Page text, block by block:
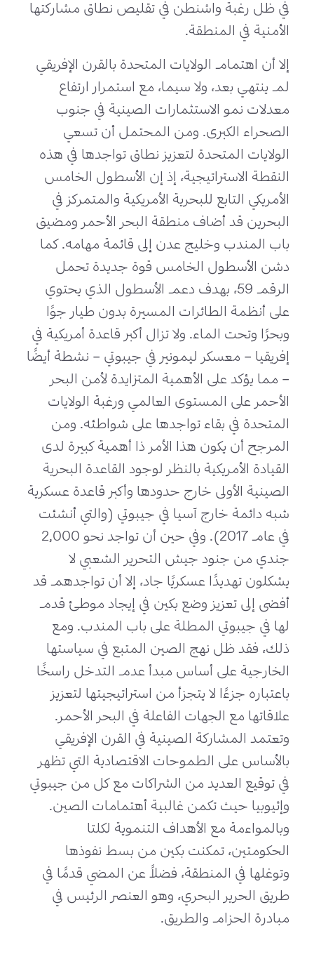
في ظل رغبة واشنطن في تقليص نطاق مشاركتها
الأمنية في المنطقة.
إلا أن اهتمام الولايات المتحدة بالقرن الإفريقي
لم ينتهي بعد، ولا سيما، مع استمرار ارتفاع
معدلات نمو الاستثمارات الصينية في جنوب
الصحراء الكبرى. ومن المحتمل أن تسعي
الولايات المتحدة لتعزيز نطاق تواجدها في هذه
النقطة الاستراتيجية، إذ إن الأسطول الخامس
الأمريكي التابع للبحرية الأمريكية والمتمركز في
البحرين قد أضاف منطقة البحر الأحمر ومضيق
باب المندب وخليج عدن إلى قائمة مهامه. كما
دشن الأسطول الخامس قوة جديدة تحمل
الرقم 59، بهدف دعم الأسطول الذي يحتوي
على أنظمة الطائرات المسيرة بدون طيار جوًا
وبحرًا وتحت الماء. ولا تزال أكبر قاعدة أمريكية في
إفريقيا – معسكر ليمونير في جيبوتي – نشطة أيضًا
– مما يؤكد على الأهمية المتزايدة لأمن البحر
الأحمر على المستوى العالمي ورغبة الولايات
المتحدة في بقاء تواجدها على شواطئه. ومن
المرجح أن يكون هذا الأمر ذا أهمية كبيرة لدى
القيادة الأمريكية بالنظر لوجود القاعدة البحرية
الصينية الأولى خارج حدودها وأكبر قاعدة عسكرية
شبه دائمة خارج آسيا في جيبوتي (والتي أنشئت
في عام 2017). وفي حين أن تواجد نحو 2,000
جندي من جنود جيش التحرير الشعبي لا
يشكلون تهديدًا عسكريًا جاد، إلا أن تواجدهم قد
أفضى إلى تعزيز وضع بكين في إيجاد موطئ قدم
لها في جيبوتي المطلة على باب المندب. ومع
ذلك، فقد ظل نهج الصين المتبع في سياستها
الخارجية على أساس ﻣﺒﺪأ عدم التدخل راسخًا
باعتباره جزءًا لا يتجزأ من استراتيجيتها لتعزيز
علاقاتها مع الجهات الفاعلة في البحر الأحمر.
وتعتمد المشاركة الصينية في القرن الإفريقي
بالأساس على الطموحات الاقتصادية التي تظهر
في توقيع العديد من الشراكات مع كل من جيبوتي
وإثيوبيا حيث تكمن غالبية أهتمامات الصين.
وبالمواءمة مع الأهداف التنموية لكلتا
الحكومتين، تمكنت بكين من بسط نفوذها
وتوغلها في المنطقة، فضلاً عن المضي قدمًا في
طريق الحرير البحري، وهو العنصر الرئيس في
مبادرة الحزام والطريق.